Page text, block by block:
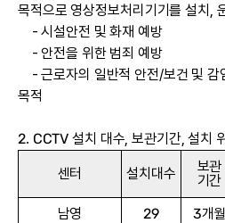
목적으로 영상정보처리기기를 설치,
- 시설안전 및 화재 예방
- 안전을 위한 범죄 예방
- 근로자의 일반적 안전/보건 및 감
목적
2. CCTV 설치 대수, 보관기간, 설치
센터 설치대수
보관
기간
남영 29 3개월